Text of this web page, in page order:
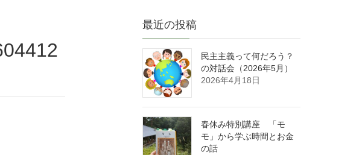
最近の投稿
民主主義って何だろう？
の対話会（2026年5月）
2026年4月18日
春休み特別講座 「モ
モ」から学ぶ時間とお金
の話